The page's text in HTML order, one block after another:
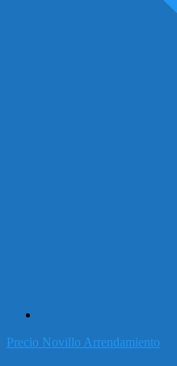
Precio Novillo Arrendamiento